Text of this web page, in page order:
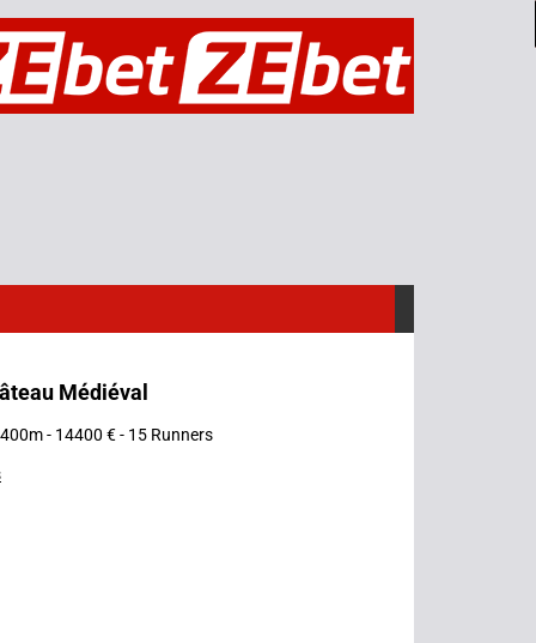
Médiéval
- 14400 € - 15 Runners